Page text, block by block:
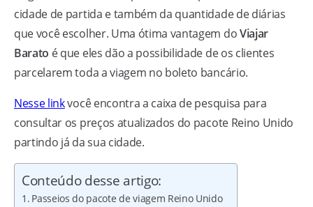
cidade de partida e também da quantidade de diárias
que você escolher. Uma ótima vantagem doViajar
Barato é que eles dão a possibilidade de os clientes
parcelarem toda a viagem no boleto bancário.
Nesse linkvocê encontra a caixa de pesquisa para
consultar os preços atualizados do pacote Reino Unido
partindo já da sua cidade.
Conteúdo desse artigo:
Passeios do pacote de viagem Reino Unido